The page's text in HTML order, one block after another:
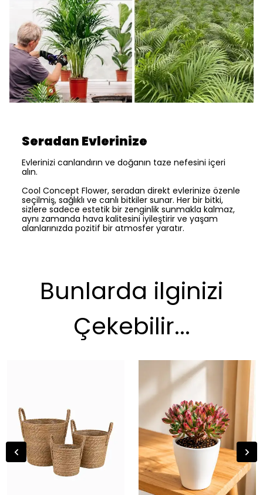
Seradan Evlerinize
Evlerinizi canlandırın ve doğanın taze nefesini içeri
alın.
Cool Concept Flower, seradan direkt evlerinize özenle
seçilmiş, sağlıklı ve canlı bitkiler sunar. Her bir bitki,
sizlere sadece estetik bir zenginlik sunmakla kalmaz,
aynı zamanda hava kalitesini iyileştirir ve yaşam
alanlarınızda pozitif bir atmosfer yaratır.
Bunlarda ilginizi
Çekebilir...